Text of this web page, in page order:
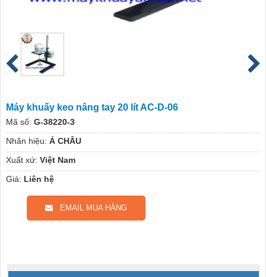
Máy khuấy keo nâng tay 20 lít AC-D-06
Mã số: G-38220-3
Nhãn hiệu: Á CHÂU
Xuất xứ: Việt Nam
Giá: Liên hệ
EMAIL MUA HÀNG